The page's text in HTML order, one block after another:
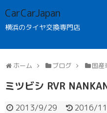
CarCarJapan
横浜のタイヤ交換専門店
ホーム ブログ 国産
ミツビシ RVR
2013/9/29 2016/